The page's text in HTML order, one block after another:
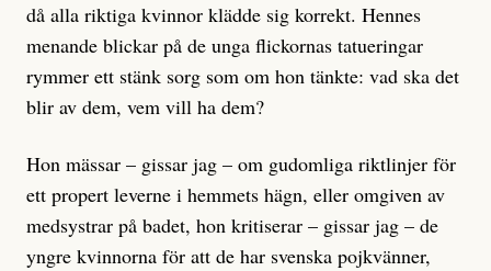
då alla riktiga kvinnor klädde sig korrekt. Hennes
menande blickar på de unga flickornas tatueringar
rymmer ett stänk sorg som om hon tänkte: vad ska det
blir av dem, vem vill ha dem?
Hon mässar – gissar jag – om gudomliga riktlinjer för
ett propert leverne i hemmets hägn, eller omgiven av
medsystrar på badet, hon kritiserar – gissar jag – de
yngre kvinnorna för att de har svenska pojkvänner,